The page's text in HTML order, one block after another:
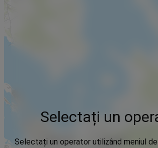
Selectați un
Selectați un operator utilizând meniul